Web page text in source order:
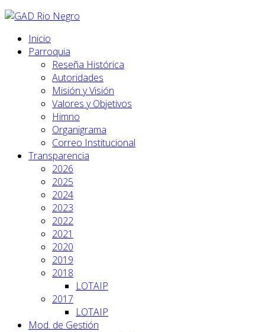
Inicio
Parroquia
Reseña Histórica
Autoridades
Misión y Visión
Valores y Objetivos
Himno
Organigrama
Correo Institucional
Transparencia
2026
2025
2024
2023
2022
2021
2020
2019
2018
LOTAIP
2017
LOTAIP
Mod. de Gestión